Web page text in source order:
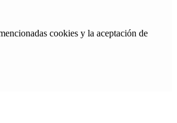
cookies y la aceptación de